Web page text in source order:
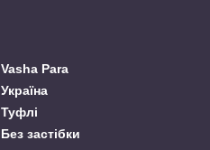
Vasha Para
Україна
Туфлі
Без застібки